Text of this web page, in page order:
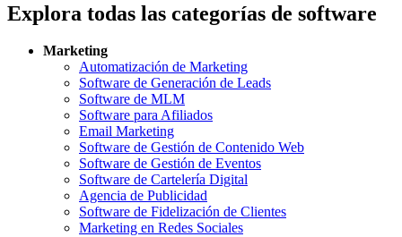
Explora todas las categorías de software
Marketing
Automatización de Marketing
Software de Generación de Leads
Software de MLM
Software para Afiliados
Email Marketing
Software de Gestión de Contenido Web
Software de Gestión de Eventos
Software de Cartelería Digital
Agencia de Publicidad
Software de Fidelización de Clientes
Marketing en Redes Sociales